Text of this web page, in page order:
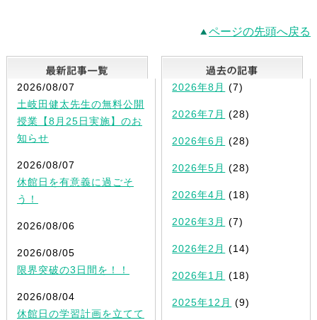
ページの先頭へ戻る
最新記事一覧
2026/08/07
土岐田健太先生の無料公開
授業【8月25日実施】のお
知らせ
2026/08/07
休館日を有意義に過ごそ
う！
2026/08/06
2026/08/05
限界突破の3日間を！！
2026/08/04
休館日の学習計画を立てて
2026年8月 (7)
2026年7月 (28)
2026年6月 (28)
2026年5月 (28)
2026年4月 (18)
2026年3月 (7)
2026年2月 (14)
2026年1月 (18)
2025年12月 (9)